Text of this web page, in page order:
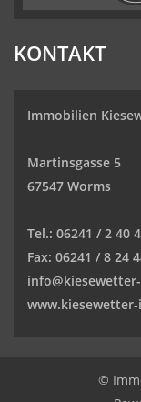
KONTAKT
Immobilien
Martinsgasse 5
67547 Worms
Tel.: 06241 / 2 40
Fax: 06241 / 8 24
©